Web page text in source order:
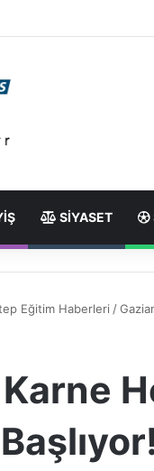
SIYASET
Eğitim Haberleri /